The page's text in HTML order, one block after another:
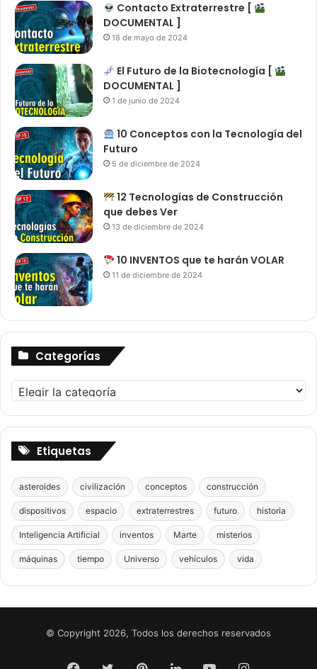
Contacto Extraterrestre [
DOCUMENTAL ]
18 de mayo de 2024
El Futuro de la Biotecnología [
DOCUMENTAL ]
1 de junio de 2024
10 Conceptos con la Tecnología del
Futuro
5 de diciembre de 2024
12 Tecnologías de Construcción
que debes Ver
13 de diciembre de 2024
10 INVENTOS que te harán VOLAR
11 de diciembre de 2024
Categorías
Categorías
Etiquetas
asteroides civilización conceptos construcción
dispositivos espacio extraterrestres futuro historia
Inteligencia Artificial inventos Marte misterios
máquinas tiempo Universo vehículos vida
© Copyright 2026, Todos los derechos reservados